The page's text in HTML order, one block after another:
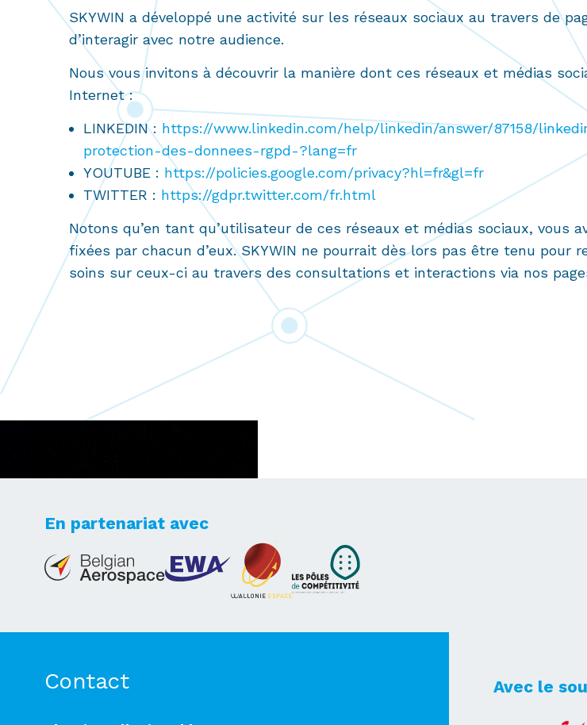
SKYWIN a développé une activité sur les réseaux sociaux au travers de
d’interagir avec notre audience.
Nous vous invitons à découvrir la manière dont ces réseaux et médias
Internet :
LINKEDIN : https://www.linkedin.com/help/linkedin/answer/87158/
protection-des-donnees-rgpd-?lang=fr
YOUTUBE : https://policies.google.com/privacy?hl=fr&gl=fr
TWITTER : https://gdpr.twitter.com/fr.html
Notons qu’en tant qu’utilisateur de ces réseaux et médias sociaux, vous
fixées par chacun d’eux. SKYWIN ne pourrait dès lors pas être tenu pour
soins sur ceux-ci au travers des consultations et interactions via nos
En partenariat avec
Contact Avec le